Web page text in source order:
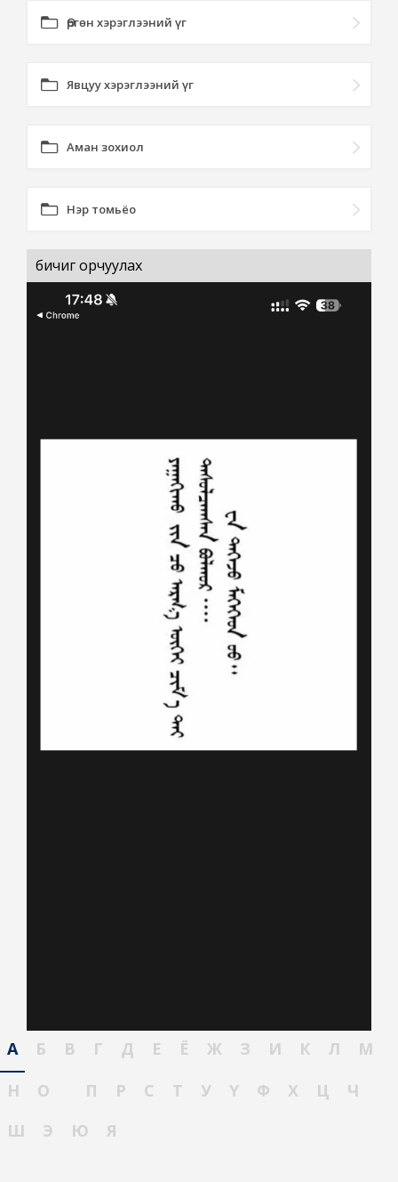
Өргөн хэрэглээний үг
Явцуу хэрэглээний үг
Аман зохиол
Нэр томьёо
бичиг орчуулах
А Б В Г Д Е Ё Ж З И К Л
М
Н
О П Р С Т У Ү Ф Х Ц
Ч
Ш
Э Ю Я